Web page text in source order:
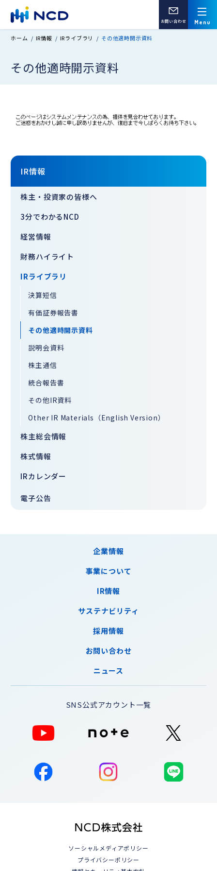
お問い合わせ
ホーム IR情報 IRライブラリ その他適時開示資料
その他適時開示資料
IR情報
株主・投資家の皆様へ
3分でわかるNCD
経営情報
財務ハイライト
IRライブラリ
決算短信
有価証券報告書
その他適時開示資料
説明会資料
株主通信
統合報告書
その他IR資料
Other IR Materials（English Version）
株主総会情報
株式情報
IRカレンダー
電子公告
企業情報
事業について
IR情報
サステナビリティ
採用情報
お問い合わせ
ニュース
SNS公式アカウント一覧
ソーシャルメディアポリシー
プライバシーポリシー